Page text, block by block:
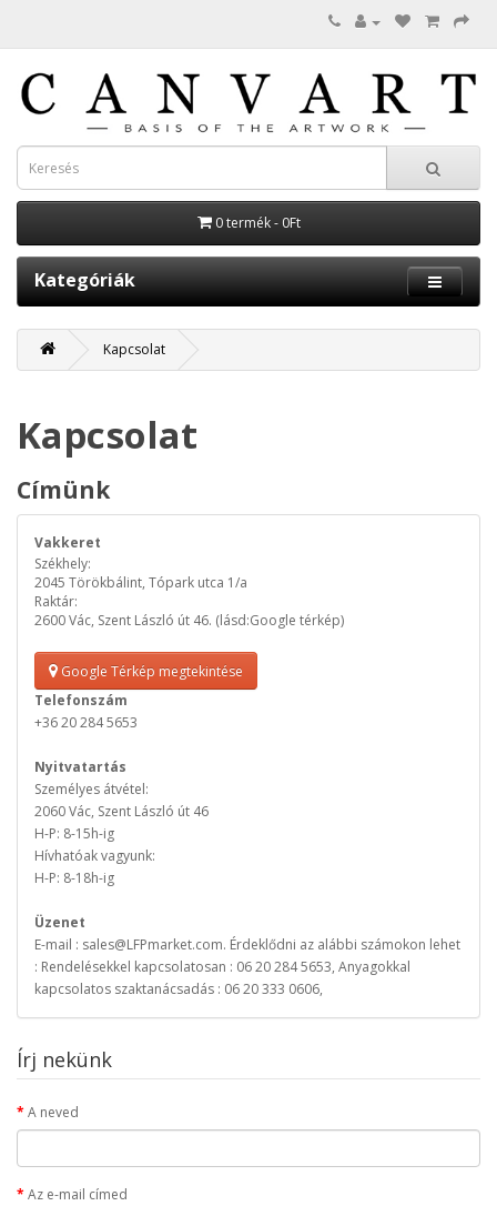
0 termék - 0Ft
Kategóriák
Kapcsolat
Kapcsolat
Címünk
Vakkeret
Székhely:
2045 Törökbálint, Tópark utca 1/a
Raktár:
2600 Vác, Szent László út 46. (lásd:Google térkép)
Google Térkép megtekintése
Telefonszám
+36 20 284 5653
Nyitvatartás
Személyes átvétel:
2060 Vác, Szent László út 46
H-P: 8-15h-ig
Hívhatóak vagyunk:
H-P: 8-18h-ig
Üzenet
E-mail : sales@LFPmarket.com. Érdeklődni az alábbi számokon lehet
: Rendelésekkel kapcsolatosan : 06 20 284 5653, Anyagokkal
kapcsolatos szaktanácsadás : 06 20 333 0606,
Írj nekünk
A neved
Az e-mail címed